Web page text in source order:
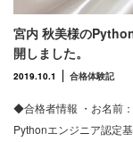
宮内 秋美様の
開しました。
2019.10.1 合格体験記
◆合格者情報 ・お名前
Pythonエンジニア認定